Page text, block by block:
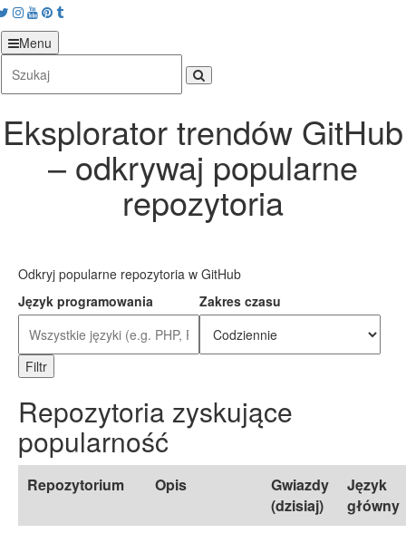
Twitter
Instagram
Youtube
Pinterest
tumblr
Menu
Eksplorator trendów GitHub
– odkrywaj popularne
repozytoria
Odkryj popularne repozytoria w GitHub
Język programowania
Zakres czasu
Filtr
Repozytoria zyskujące
popularność
Repozytorium Opis
Gwiazdy
(dzisiaj)
Język
główny